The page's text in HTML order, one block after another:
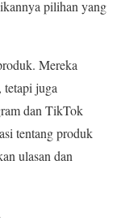
pilihan yang
Mereka
tetapi juga
dan TikTok
tentang produk
ulasan dan